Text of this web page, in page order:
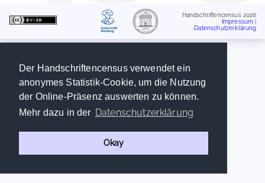
Der Handschriftencensus verwendet ein
anonymes Statistik-Cookie, um die Nutzung
der Online-Präsenz auswerten zu können.
Mehr dazu in der Datenschutzerklärung
Okay
Handschriftencensus 2026
Impressum
Datenschutzerklärung